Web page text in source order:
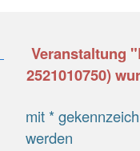
Veranstaltung
2521010750)
mit *
werden